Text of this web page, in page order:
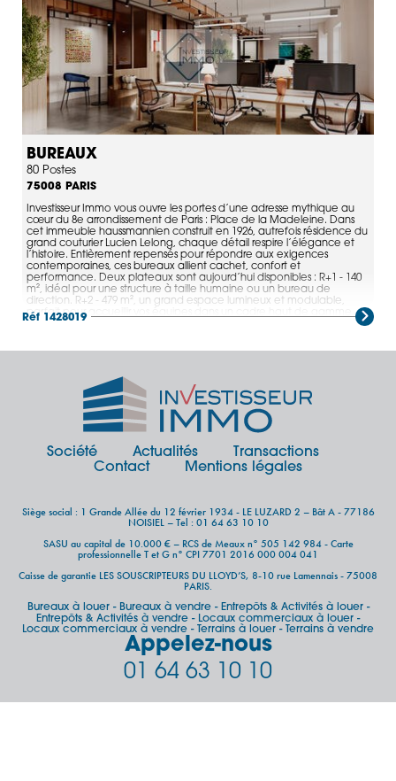
BUREAUX
80 Postes
75008 PARIS
Investisseur Immo vous ouvre les portes d’une adresse mythique au
cœur du 8e arrondissement de Paris : Place de la Madeleine. Dans
cet immeuble haussmannien construit en 1926, autrefois résidence du
grand couturier Lucien Lelong, chaque détail respire l’élégance et
l’histoire. Entièrement repensés pour répondre aux exigences
contemporaines, ces bureaux allient cachet, confort et
performance. Deux plateaux sont aujourd’hui disponibles : R+1 - 140
m², idéal pour une structure à taille humaine ou un bureau de
direction. R+2 - 479 m², un grand espace lumineux et modulable,
parfait pour accueillir vos équipes dans un cadre haut de gamme.
l’Olympia, le musée du Jeu de Paume et celui de l’Orangerie.
Réf 1428019
Société Actualités
Transactions
Contact
Mentions légales
Siège social : 1 Grande Allée du 12 février 1934 - LE LUZARD 2 – Bât A - 77186
NOISIEL – Tel : 01 64 63 10 10
SASU au capital de 10.000 € – RCS de Meaux n° 505 142 984 - Carte
professionnelle T et G n° CPI 7701 2016 000 004 041
Caisse de garantie LES SOUSCRIPTEURS DU LLOYD’S, 8-10 rue Lamennais - 75008
PARIS.
Bureaux à louer- Bureaux à vendre- Entrepôts & Activités à louer-
Entrepôts & Activités à vendre - Locaux commerciaux à louer -
Locaux commerciaux à vendre - Terrains à louer - Terrains à vendre
Appelez-nous
01 64 63 10 10